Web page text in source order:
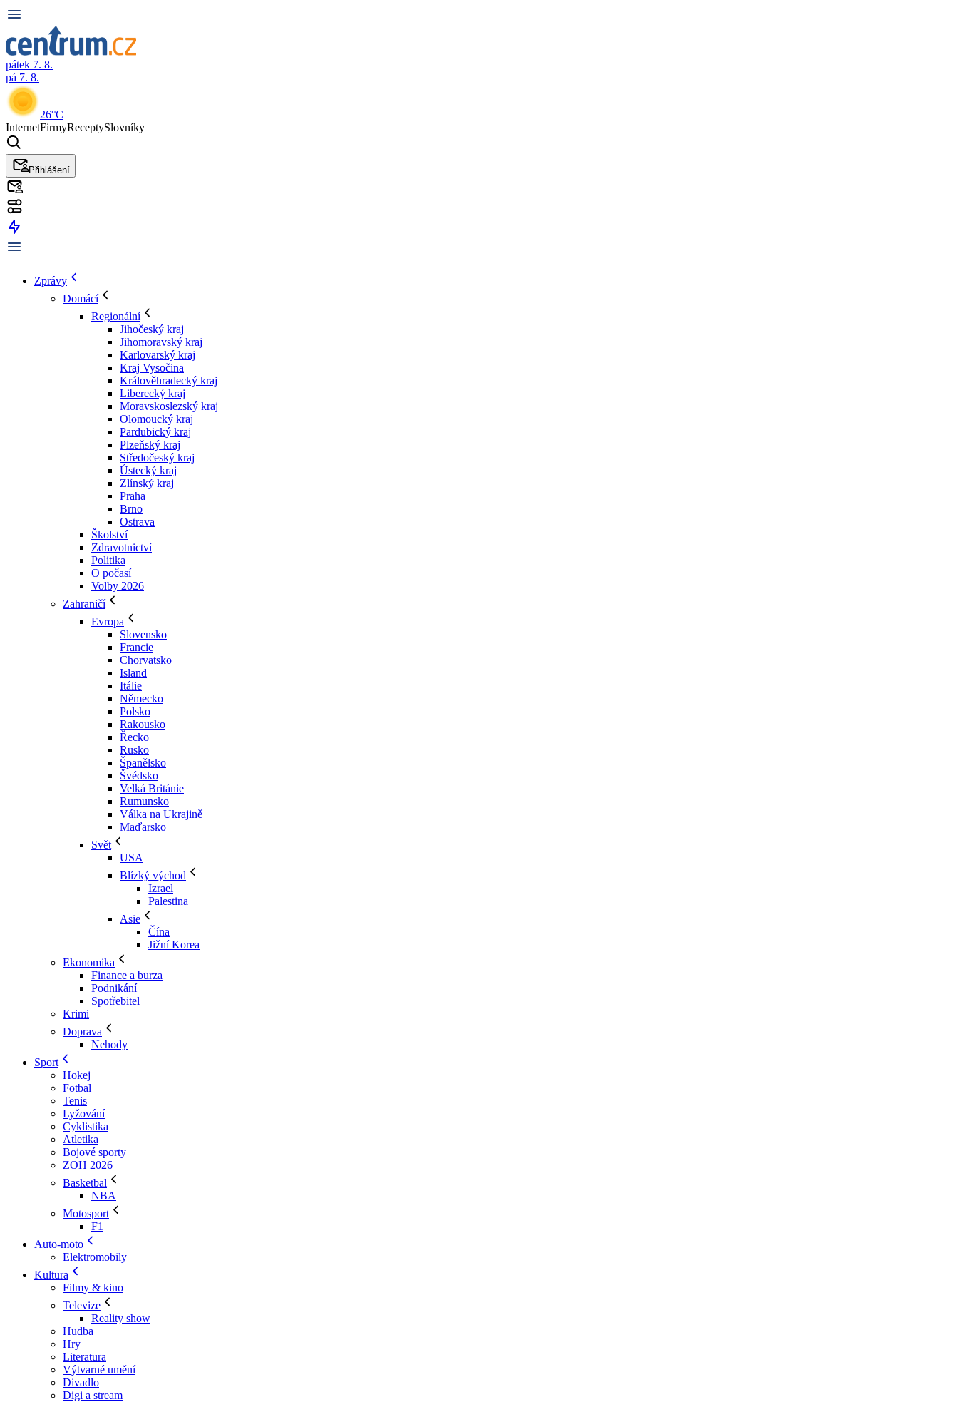
pátek 7. 8.
pá 7. 8.
26°C
InternetFirmyReceptySlovníky
Přihlášení
Zprávy
Domácí
Regionální
Jihočeský kraj
Jihomoravský kraj
Karlovarský kraj
Kraj Vysočina
Králověhradecký kraj
Liberecký kraj
Moravskoslezský kraj
Olomoucký kraj
Pardubický kraj
Plzeňský kraj
Středočeský kraj
Ústecký kraj
Zlínský kraj
Praha
Brno
Ostrava
Školství
Zdravotnictví
Politika
O počasí
Volby 2026
Zahraničí
Evropa
Slovensko
Francie
Chorvatsko
Island
Itálie
Německo
Polsko
Rakousko
Řecko
Rusko
Španělsko
Švédsko
Velká Británie
Rumunsko
Válka na Ukrajině
Maďarsko
Svět
USA
Blízký východ
Izrael
Palestina
Asie
Čína
Jižní Korea
Ekonomika
Finance a burza
Podnikání
Spotřebitel
Krimi
Doprava
Nehody
Sport
Hokej
Fotbal
Tenis
Lyžování
Cyklistika
Atletika
Bojové sporty
ZOH 2026
Basketbal
NBA
Motosport
F1
Auto-moto
Elektromobily
Kultura
Filmy & kino
Televize
Reality show
Hudba
Hry
Literatura
Výtvarné umění
Divadlo
Digi a stream